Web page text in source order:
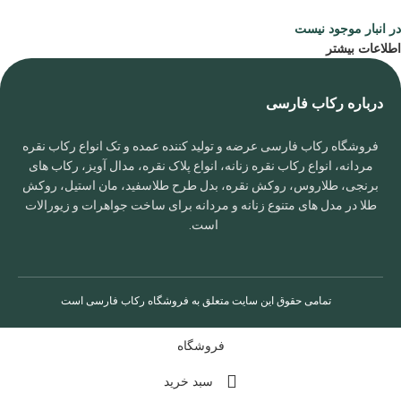
در انبار موجود نیست
اطلاعات بیشتر
درباره رکاب فارسی
فروشگاه رکاب فارسی عرضه و تولید کننده عمده و تک انواع رکاب نقره
مردانه، انواع رکاب نقره زنانه، انواع پلاک نقره، مدال آویز، رکاب های
برنجی، طلاروس، روکش نقره، بدل طرح طلاسفید، مان استیل، روکش
طلا در مدل های متنوع زنانه و مردانه برای ساخت جواهرات و زیورالات
است.
تمامی حقوق این سایت متعلق به فروشگاه رکاب فارسی است
فروشگاه
سبد خرید